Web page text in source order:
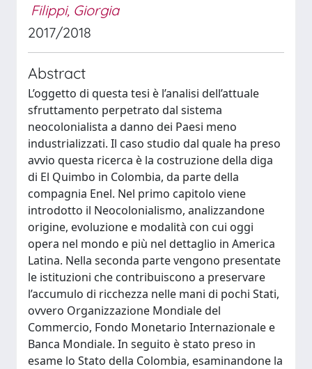
Filippi, Giorgia
2017/2018
Abstract
L’oggetto di questa tesi è l’analisi dell’attuale
sfruttamento perpetrato dal sistema
neocolonialista a danno dei Paesi meno
industrializzati. Il caso studio dal quale ha preso
avvio questa ricerca è la costruzione della diga
di El Quimbo in Colombia, da parte della
compagnia Enel. Nel primo capitolo viene
introdotto il Neocolonialismo, analizzandone
origine, evoluzione e modalità con cui oggi
opera nel mondo e più nel dettaglio in America
Latina. Nella seconda parte vengono presentate
le istituzioni che contribuiscono a preservare
l’accumulo di ricchezza nelle mani di pochi Stati,
ovvero Organizzazione Mondiale del
Commercio, Fondo Monetario Internazionale e
Banca Mondiale. In seguito è stato preso in
esame lo Stato della Colombia, esaminandone la